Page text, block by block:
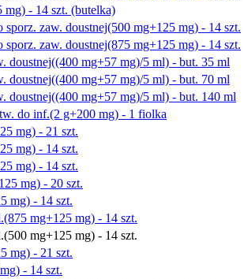
- 14 szt. (butelka)
zaw. doustnej(500 mg+125 mg) - 14 szt.
zaw. doustnej(875 mg+125 mg) - 14 szt.
doustnej((400 mg+57 mg)/5 ml) - but. 35 ml
doustnej((400 mg+57 mg)/5 ml) - but. 70 ml
doustnej((400 mg+57 mg)/5 ml) - but. 140 ml
do inf.(2 g+200 mg) - 1 fiolka
mg) - 21 szt.
mg) - 14 szt.
mg) - 14 szt.
mg) - 20 szt.
mg) - 14 szt.
mg+125 mg) - 14 szt.
mg+125 mg) - 14 szt.
mg) - 21 szt.
- 14 szt.